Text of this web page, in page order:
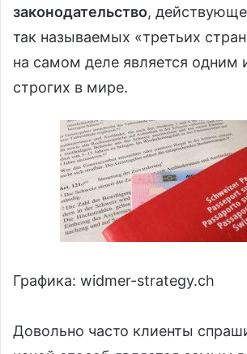
законодательство,
так называемых «третьих
на самом деле является одним
строгих в мире.
Графика: widmer-strategy.ch
Довольно часто клиенты